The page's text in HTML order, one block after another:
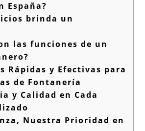
España?
brinda un
las funciones de un
Rápidas y Efectivas para
de Fontanería
y Calidad en Cada
Nuestra Prioridad en